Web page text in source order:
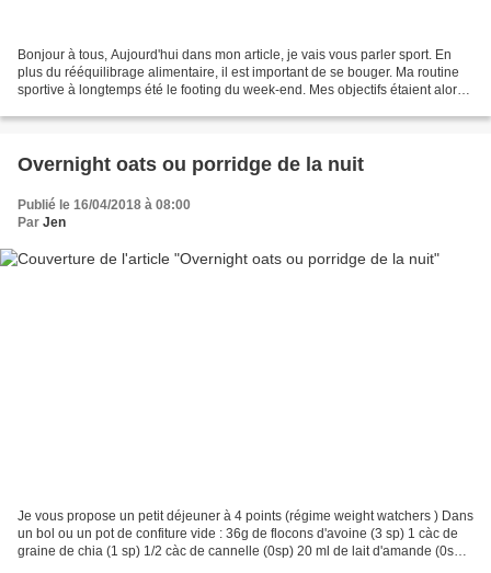
Bonjour à tous, Aujourd'hui dans mon article, je vais vous parler sport. En
plus du rééquilibrage alimentaire, il est important de se bouger. Ma routine
sportive à longtemps été le footing du week-end. Mes objectifs étaient alors
Overnight oats ou porridge de la nuit
Publié le 16/04/2018 à 08:00
Par Jen
Je vous propose un petit déjeuner à 4 points (régime weight watchers ) Dans
un bol ou un pot de confiture vide : 36g de flocons d'avoine (3 sp) 1 càc de
graine de chia (1 sp) 1/2 càc de cannelle (0sp) 20 ml de lait d'amande (0sp)